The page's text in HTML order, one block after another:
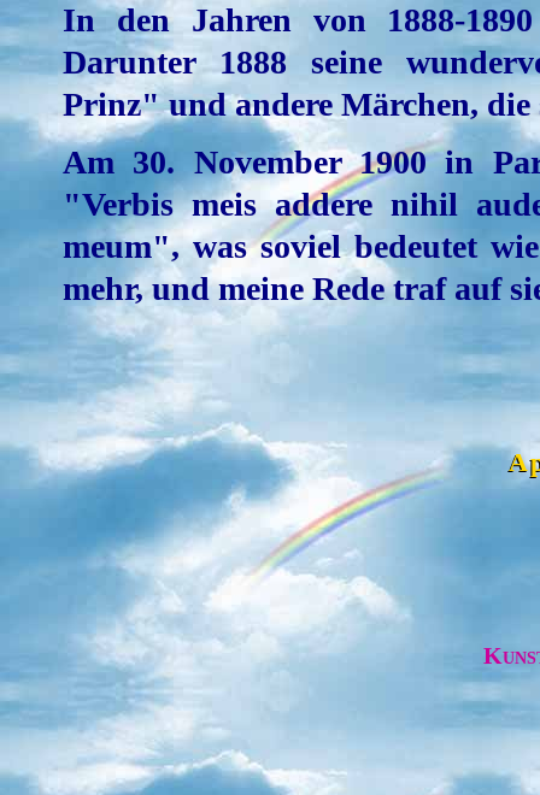
In den Jahren von 1888-
Darunter 1888 seine
Prinz" und andere Märchen,
Am 30. November 1900 in
"Verbis meis addere nihil
meum", was soviel bedeutet
mehr, und meine Rede traf auf